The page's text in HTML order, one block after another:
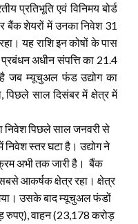
प्रतिभूति एवं विनिमय बोर्ड
शेयरों में उनका निवेश 31
यह राशि इन कोषों के पास
अधीन संपत्ति का 21.4
है जब म्यूचुअल फंड उद्योग का
साल दिसंबर में क्षेत्र में
पिछले साल जनवरी से
निवेश स्तर घटा है। उद्योग ने
अभी तक जारी है। बैंक
आकर्षक क्षेत्र रहा। क्षेत्र
उसके बाद म्यूचुअल फंडों
वाहन (23,178 करोड़